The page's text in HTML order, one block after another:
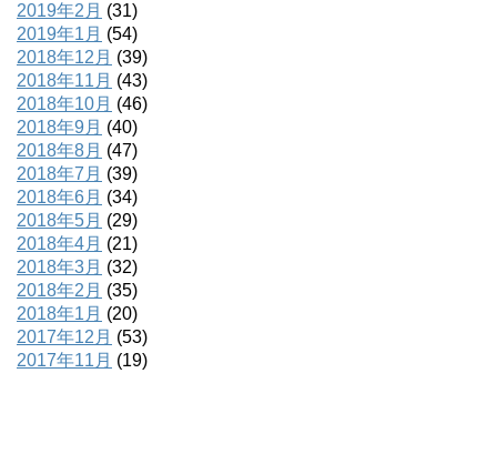
2019年2月 (31)
2019年1月 (54)
2018年12月 (39)
2018年11月 (43)
2018年10月 (46)
2018年9月 (40)
2018年8月 (47)
2018年7月 (39)
2018年6月 (34)
2018年5月 (29)
2018年4月 (21)
2018年3月 (32)
2018年2月 (35)
2018年1月 (20)
2017年12月 (53)
2017年11月 (19)